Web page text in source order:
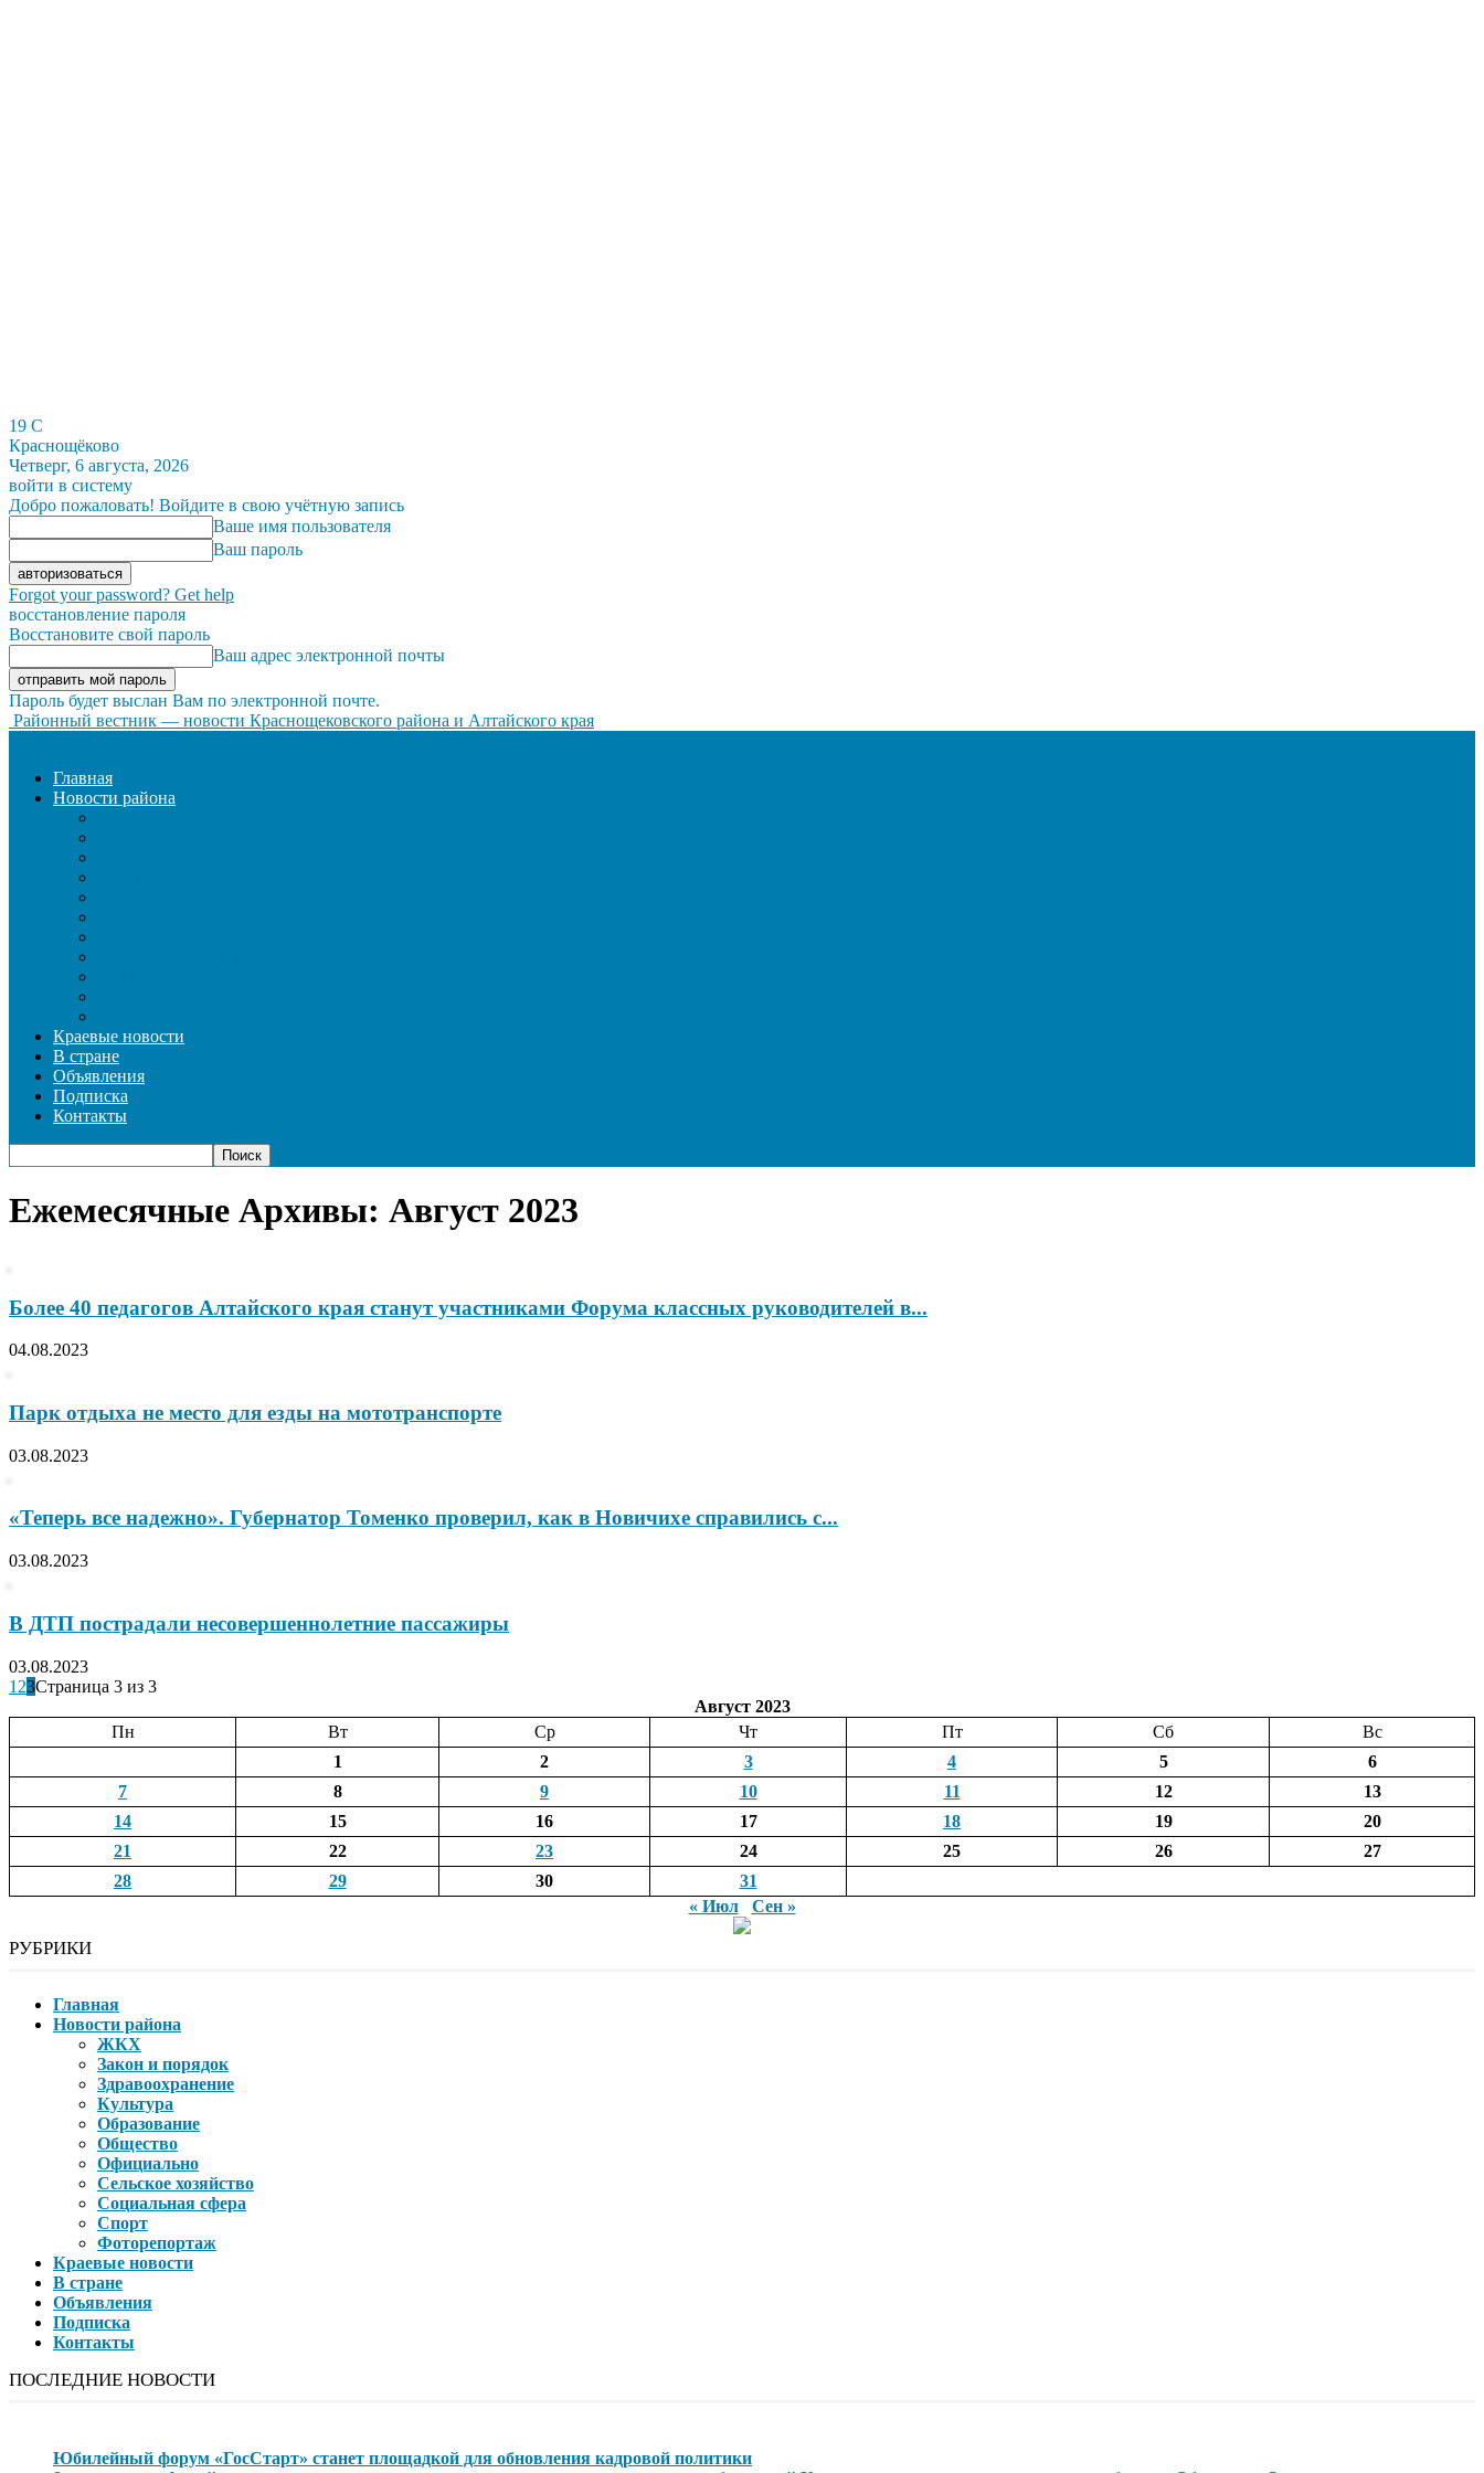
19 C
Краснощёково
Четверг, 6 августа, 2026
войти в систему
Добро пожаловать! Войдите в свою учётную запись
Ваше имя пользователя
Ваш пароль
Forgot your password? Get help
восстановление пароля
Восстановите свой пароль
Ваш адрес электронной почты
Пароль будет выслан Вам по электронной почте.
Районный вестник — новости Краснощековского района и Алтайского края
Главная
Новости района
Краевые новости
В стране
Объявления
Подписка
Контакты
Ежемесячные Архивы: Август 2023
Более 40 педагогов Алтайского края станут участниками Форума классных руководителей в...
04.08.2023
Парк отдыха не место для езды на мототранспорте
03.08.2023
«Теперь все надежно». Губернатор Томенко проверил, как в Новичихе справились с...
03.08.2023
В ДТП пострадали несовершеннолетние пассажиры
03.08.2023
1 23Страница 3 из 3
Август 2023
Пн
Вт Ср Чт Пт Сб
Вс
1
2 3 4 5
6
7
8 9 10 11 12
13
14
15 16 17 18 19
20
21
22 23 24 25 26
27
28
29 30
31
« Июл
Сен »
РУБРИКИ
Главная
Новости района
ЖКХ
Закон и порядок
Здравоохранение
Культура
Образование
Общество
Официально
Сельское хозяйство
Социальная сфера
Спорт
Фоторепортаж
Краевые новости
В стране
Объявления
Подписка
Контакты
ПОСЛЕДНИЕ НОВОСТИ
Юбилейный форум «ГосСтарт» станет площадкой для обновления кадровой политики